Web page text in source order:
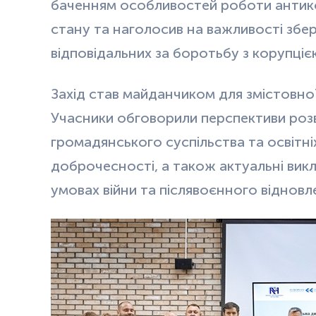
баченням особливостей роботи
стану та наголосив на важливості
відповідальних за боротьбу з
Захід став майданчиком для
Учасники обговорили перспективи
громадянського суспільства та
доброчесності, а також актуальні
умовах війни та післявоєнного